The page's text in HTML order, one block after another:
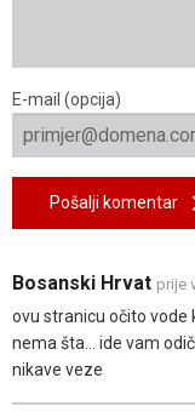
E-mail (opcija)
Pošalji komentar
Bosanski Hrvat prije
ovu stranicu očito vode
nema šta... ide vam
nikave veze